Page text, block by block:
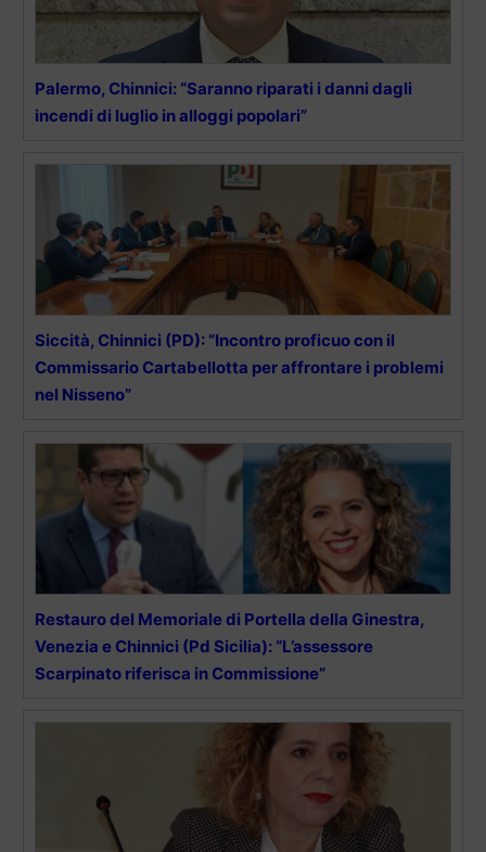
Palermo, Chinnici: “Saranno riparati i danni dagli
incendi di luglio in alloggi popolari”
Siccità, Chinnici (PD): “Incontro proficuo con il
Commissario Cartabellotta per affrontare i problemi
nel Nisseno”
Restauro del Memoriale di Portella della Ginestra,
Venezia e Chinnici (Pd Sicilia): “L’assessore
Scarpinato riferisca in Commissione”